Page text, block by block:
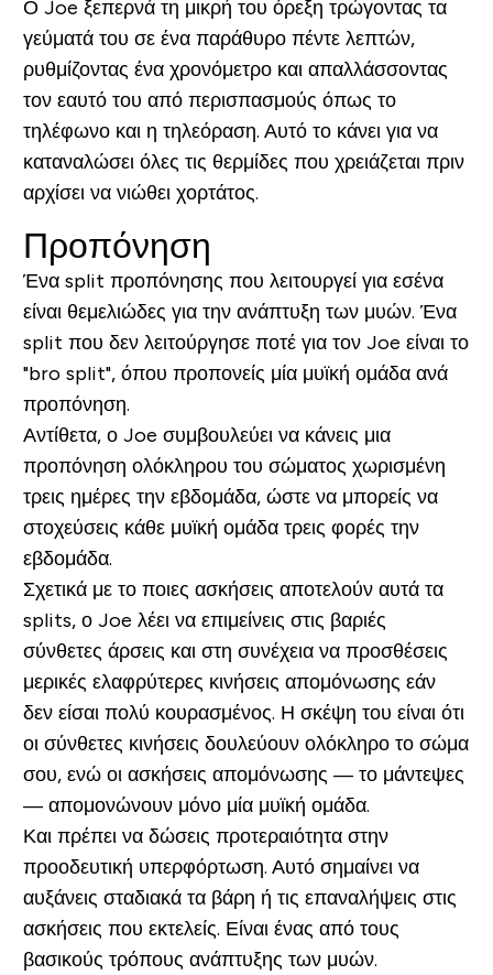
Ο Joe ξεπερνά τη μικρή του όρεξη τρώγοντας τα
γεύματά του σε ένα παράθυρο πέντε λεπτών,
ρυθμίζοντας ένα χρονόμετρο και απαλλάσσοντας
τον εαυτό του από περισπασμούς όπως το
τηλέφωνο και η τηλεόραση. Αυτό το κάνει για να
καταναλώσει όλες τις θερμίδες που χρειάζεται πριν
αρχίσει να νιώθει χορτάτος.
Προπόνηση
Ένα split προπόνησης που λειτουργεί για εσένα
είναι θεμελιώδες για την ανάπτυξη των μυών. Ένα
split που δεν λειτούργησε ποτέ για τον Joe είναι το
"bro split", όπου προπονείς μία μυϊκή ομάδα ανά
προπόνηση.
Αντίθετα, ο Joe συμβουλεύει να κάνεις μια
προπόνηση ολόκληρου του σώματος χωρισμένη
τρεις ημέρες την εβδομάδα, ώστε να μπορείς να
στοχεύσεις κάθε μυϊκή ομάδα τρεις φορές την
εβδομάδα.
Σχετικά με το ποιες ασκήσεις αποτελούν αυτά τα
splits, ο Joe λέει να επιμείνεις στις βαριές
σύνθετες άρσεις και στη συνέχεια να προσθέσεις
μερικές ελαφρύτερες κινήσεις απομόνωσης εάν
δεν είσαι πολύ κουρασμένος. Η σκέψη του είναι ότι
οι σύνθετες κινήσεις δουλεύουν ολόκληρο το σώμα
σου, ενώ οι ασκήσεις απομόνωσης — το μάντεψες
— απομονώνουν μόνο μία μυϊκή ομάδα.
Και πρέπει να δώσεις προτεραιότητα στην
προοδευτική υπερφόρτωση. Αυτό σημαίνει να
αυξάνεις σταδιακά τα βάρη ή τις επαναλήψεις στις
ασκήσεις που εκτελείς. Είναι ένας από τους
βασικούς τρόπους ανάπτυξης των μυών.